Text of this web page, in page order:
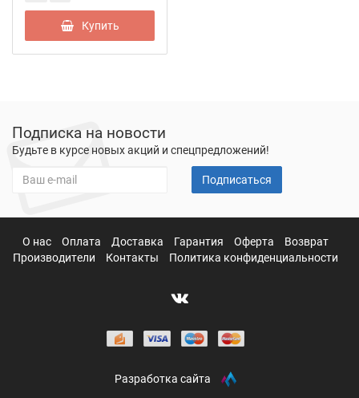
Купить
Подписка на новости
Будьте в курсе новых акций и спецпредложений!
Подписаться
О нас Оплата Доставка Гарантия Оферта
Возврат
Производители
Контакты Политика конфиденциальности
Разработка сайта